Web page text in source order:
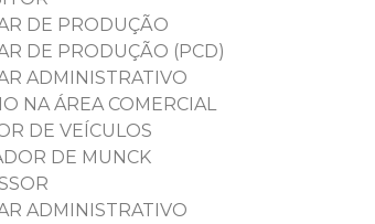
DE PRODUÇÃO
DE PRODUÇÃO (PCD)
ADMINISTRATIVO
NA ÁREA COMERCIAL
DE VEÍCULOS
DE MUNCK
ADMINISTRATIVO